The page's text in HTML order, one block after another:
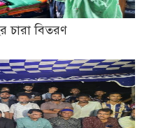
চারা বিতরণ